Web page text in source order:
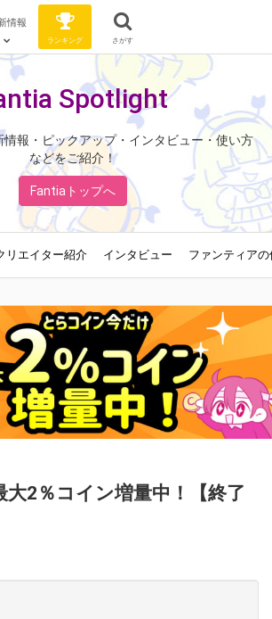
情報
ランキング さがす
Spotlight
情報・ピックアップ・インタビュー・使い方
などをご紹介！
Fantiaトップへ
リエイター紹介 インタビュー ファンティア
大2％コイン増量中！【終了